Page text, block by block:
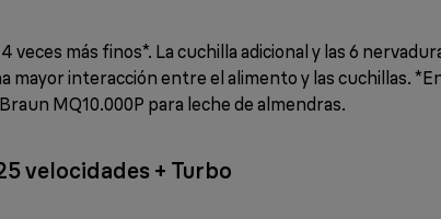
veces más finos*. La cuchilla adicional y las 6
mayor interacción entre el alimento y las cuchillas.
MQ10.000P para leche de almendras.
velocidades + Turbo